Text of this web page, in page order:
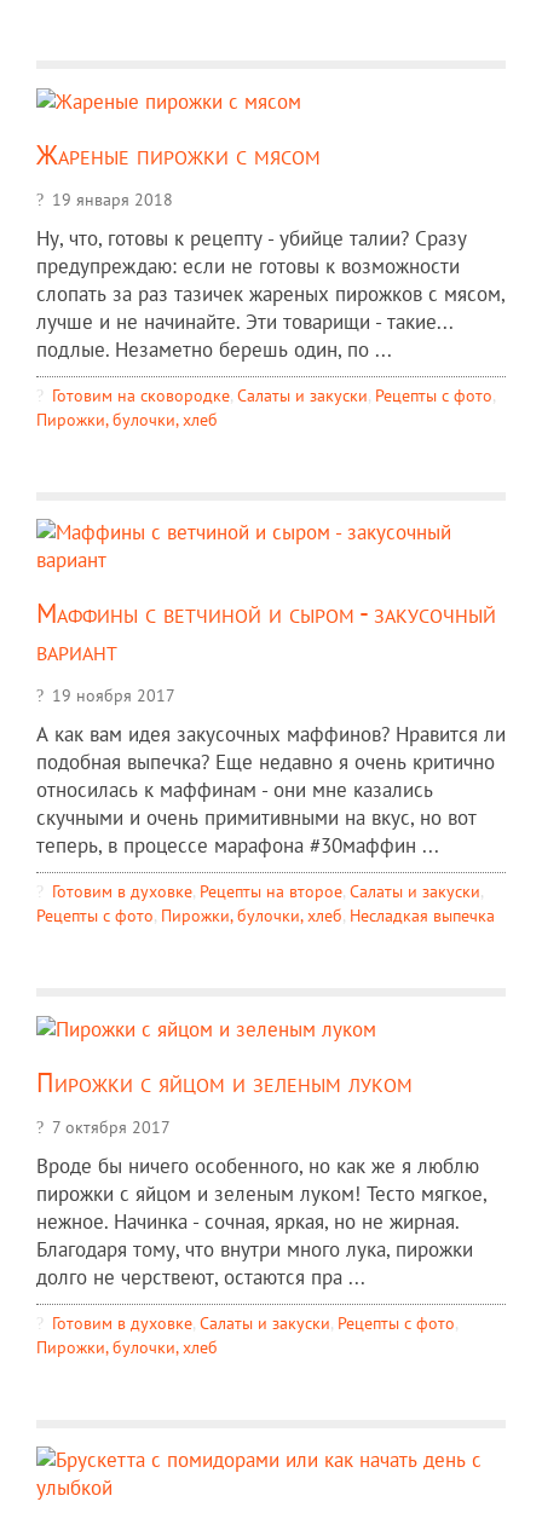
Жареные пирожки с мясом
19 января 2018
Ну, что, готовы к рецепту - убийце талии? Сразу
предупреждаю: если не готовы к возможности
слопать за раз тазичек жареных пирожков с мясом,
лучше и не начинайте. Эти товарищи - такие...
подлые. Незаметно берешь один, по ...
Готовим на сковородке, Салаты и закуски, Рецепты c фото,
Пирожки, булочки, хлеб
Маффины с ветчиной и сыром - закусочный
вариант
19 ноября 2017
А как вам идея закусочных маффинов? Нравится ли
подобная выпечка? Еще недавно я очень критично
относилась к маффинам - они мне казались
скучными и очень примитивными на вкус, но вот
теперь, в процессе марафона #30маффин ...
Готовим в духовке, Рецепты на второе, Салаты и закуски,
Рецепты c фото, Пирожки, булочки, хлеб, Несладкая выпечка
Пирожки с яйцом и зеленым луком
7 октября 2017
Вроде бы ничего особенного, но как же я люблю
пирожки с яйцом и зеленым луком! Тесто мягкое,
нежное. Начинка - сочная, яркая, но не жирная.
Благодаря тому, что внутри много лука, пирожки
долго не черствеют, остаются пра ...
Готовим в духовке, Салаты и закуски, Рецепты c фото,
Пирожки, булочки, хлеб